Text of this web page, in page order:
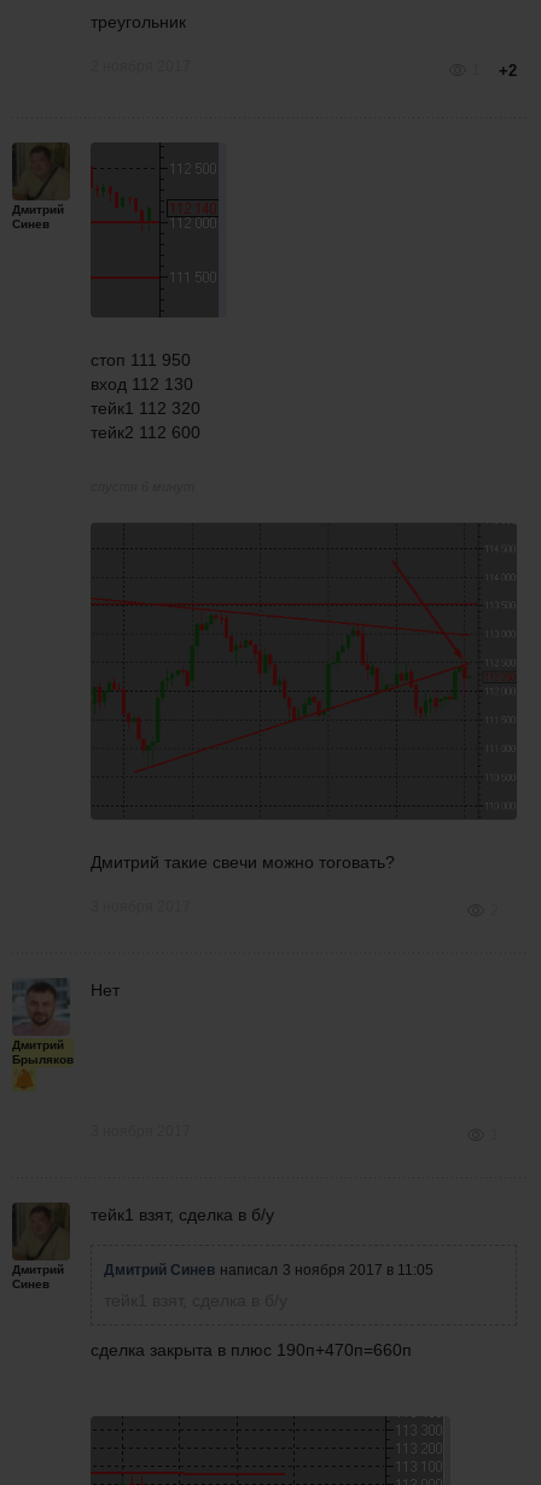
треугольник
+2
Дмитрий
Синев
стоп 111 950
вход 112 130
тейк1 112 320
тейк2 112 600
Дмитрий такие свечи можно тоговать?
Дмитрий
Брыляков
Нет
Дмитрий
Синев
тейк1 взят, сделка в б/у
Дмитрий Синев написал 3 ноября 2017 в 11:05
сделка закрыта в плюс 190п+470п=660п